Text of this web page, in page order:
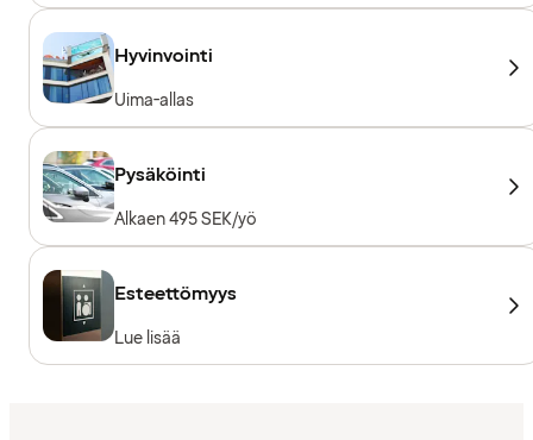
Hyvinvointi
Uima-allas
Pysäköinti
Alkaen 495 SEK/yö
Esteettömyys
Lue lisää